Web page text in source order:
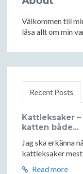
Välkommen till
läsa allt om min
Recent Posts
Kattleksaker
katten både...
Jag ska erkänna
kattleksaker mest
Read more